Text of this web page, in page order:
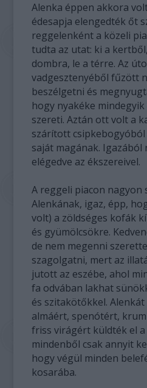
Alenka éppen akkora
édesapja elengedték őt
reggelenként a közeli
tudta az utat: ki a
dombra, le a térre. Az
vadgesztenyéből fűzött
beszélgetni és
hogy nyakéke
szereti. Aztán ott volt a
szárított
saját magának.
elégedve az ékszereivel.
A reggeli piacon nagyon
Alenkának, igaz, épp,
volt) a zöldséges kofák
és gyümölcsökre.
de nem megenni
szagolgatni, mert az
jutott az eszébe, ahol
fa odvában lakhat
és szitakötőkkel.
almáért, spenótért,
friss virágért küldték el a
mindenből csak annyit
hogy végül minden
kosarába.